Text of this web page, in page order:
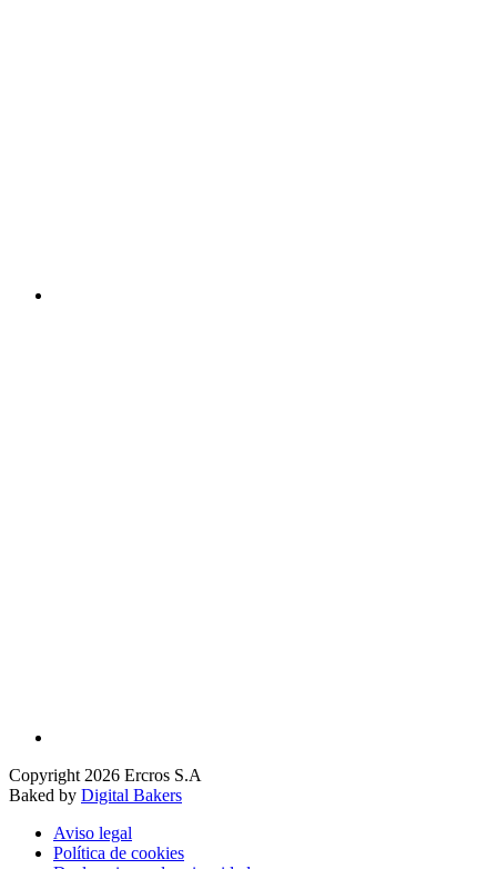
Copyright 2026 Ercros S.A
Baked by Digital Bakers
Aviso legal
Política de cookies